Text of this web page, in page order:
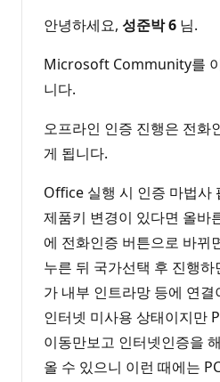
안녕하세요, 성준박6 님.
Microsoft Community를
니다.
오프라인 인증 진행은 전화
게 됩니다.
Office 실행 시 인증 마법사
제품키 변경이 있다면 올바
에 전화인증 버튼으로 바뀌
누른 뒤 국가선택 후 진행
가 내부 인트라망 등에 연
인터넷 미사용 상태이지만
이동만보고 인터넷인증을
올 수 있으니 이런 때에는